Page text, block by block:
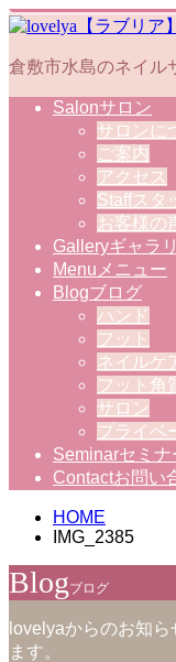
倉敷市水島のネイル
Salonサロン
サロンに
ご案内
アクセス
Staffスタ
お客様の
Galleryギャラ
Menu メニュー
Blogブログ
ハンド
フット
ネイルケ
フット角
サロン
プライベ
Seminarセミナ
Contactお問い
HOME
IMG_2385
Blogブログ
lovelyaからのお知
ます。